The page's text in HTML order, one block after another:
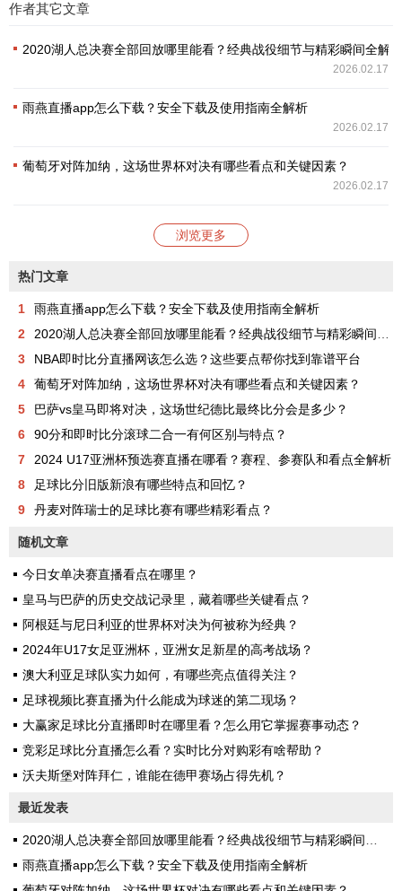
作者其它文章
2020湖人总决赛全部回放哪里能看？经典战役细节与精彩瞬间全解析
2026.02.17
雨燕直播app怎么下载？安全下载及使用指南全解析
2026.02.17
葡萄牙对阵加纳，这场世界杯对决有哪些看点和关键因素？
2026.02.17
浏览更多
热门文章
1
雨燕直播app怎么下载？安全下载及使用指南全解析
2
2020湖人总决赛全部回放哪里能看？经典战役细节与精彩瞬间全解析
3
NBA即时比分直播网该怎么选？这些要点帮你找到靠谱平台
4
葡萄牙对阵加纳，这场世界杯对决有哪些看点和关键因素？
5
巴萨vs皇马即将对决，这场世纪德比最终比分会是多少？
6
90分和即时比分滚球二合一有何区别与特点？
7
2024 U17亚洲杯预选赛直播在哪看？赛程、参赛队和看点全解析
8
足球比分旧版新浪有哪些特点和回忆？
9
丹麦对阵瑞士的足球比赛有哪些精彩看点？
随机文章
今日女单决赛直播看点在哪里？
皇马与巴萨的历史交战记录里，藏着哪些关键看点？
阿根廷与尼日利亚的世界杯对决为何被称为经典？
2024年U17女足亚洲杯，亚洲女足新星的高考战场？
澳大利亚足球队实力如何，有哪些亮点值得关注？
足球视频比赛直播为什么能成为球迷的第二现场？
大赢家足球比分直播即时在哪里看？怎么用它掌握赛事动态？
竞彩足球比分直播怎么看？实时比分对购彩有啥帮助？
沃夫斯堡对阵拜仁，谁能在德甲赛场占得先机？
最近发表
2020湖人总决赛全部回放哪里能看？经典战役细节与精彩瞬间全解析
雨燕直播app怎么下载？安全下载及使用指南全解析